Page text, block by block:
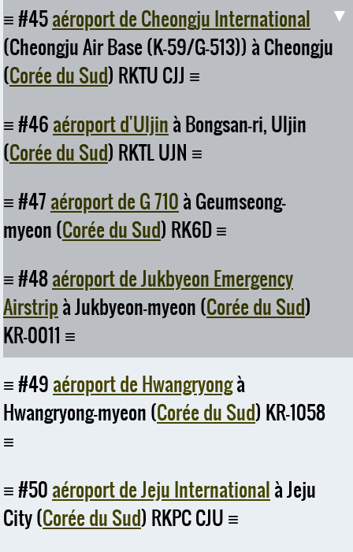
#45aéroport de Cheongju International
(Cheongju Air Base (K-59/G-513)) à Cheongju
(Corée du Sud) RKTU CJJ
#46aéroport d'Uljinà Bongsan-ri, Uljin
(Corée du Sud) RKTL UJN
#47aéroport de G 710à Geumseong-
myeon (Corée du Sud) RK6D
#48aéroport de Jukbyeon Emergency
Airstripà Jukbyeon-myeon (Corée du Sud)
KR-0011
#49aéroport de Hwangryongà
Hwangryong-myeon (Corée du Sud) KR-1058
#50aéroport de Jeju Internationalà Jeju
City (Corée du Sud) RKPC CJU
▼